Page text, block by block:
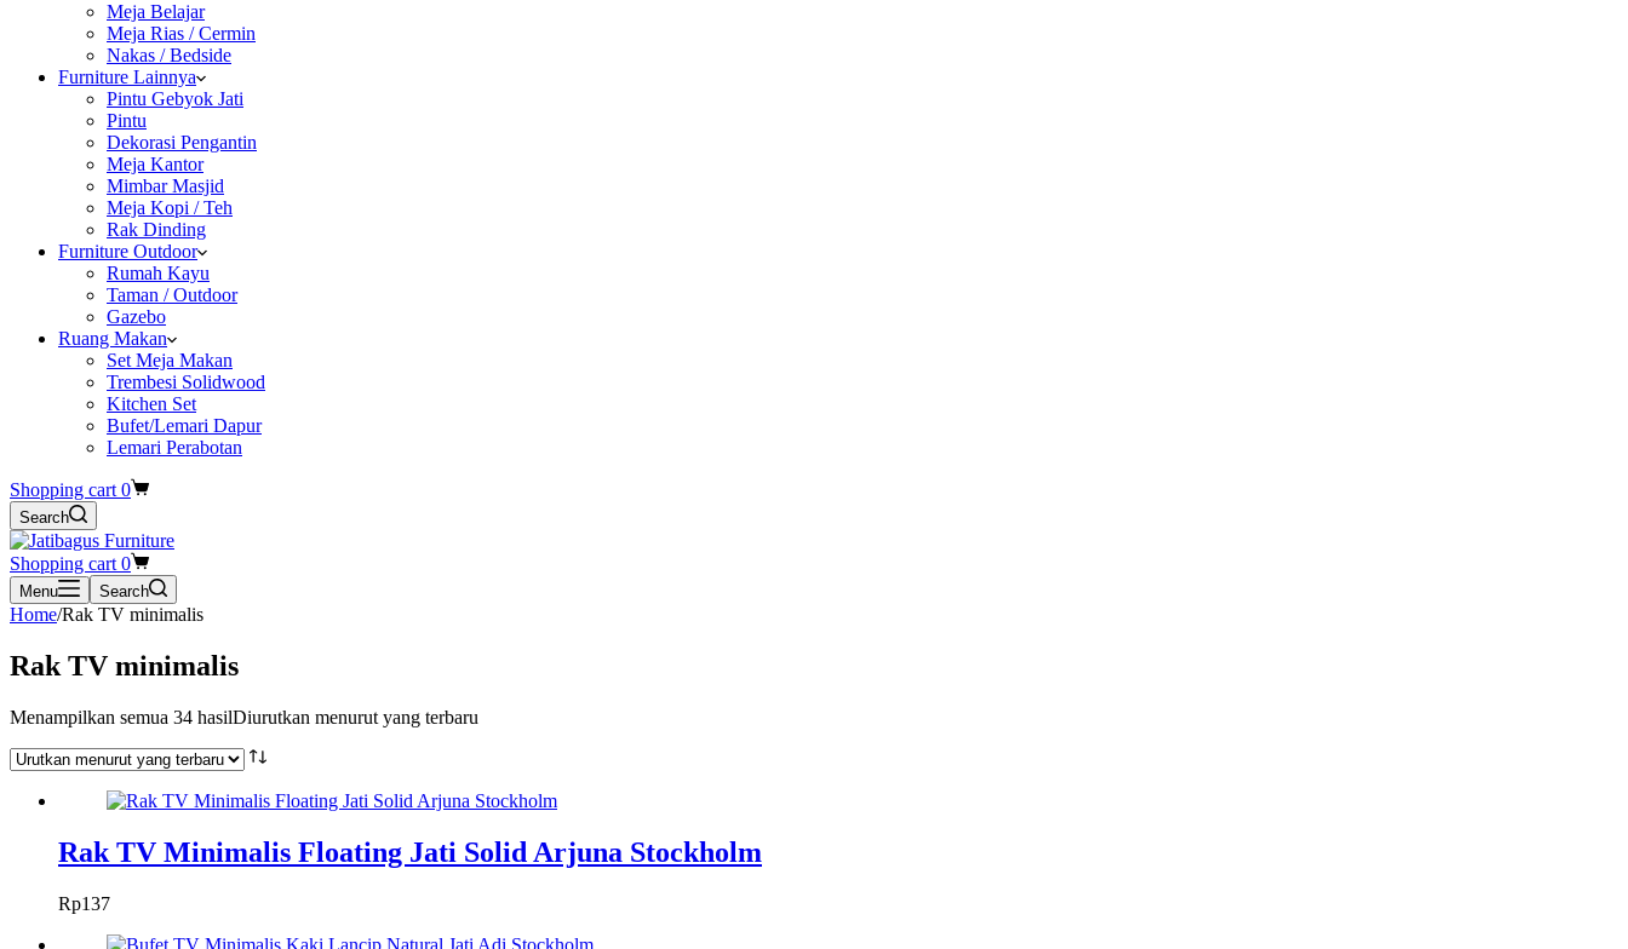
Meja Belajar
Meja Rias / Cermin
Nakas / Bedside
Furniture Lainnya
Pintu Gebyok Jati
Pintu
Dekorasi Pengantin
Meja Kantor
Mimbar Masjid
Meja Kopi / Teh
Rak Dinding
Furniture Outdoor
Rumah Kayu
Taman / Outdoor
Gazebo
Ruang Makan
Set Meja Makan
Trembesi Solidwood
Kitchen Set
Bufet/Lemari Dapur
Lemari Perabotan
Shopping cart 0
Search
Shopping cart 0
Menu Search
Home/Rak TV minimalis
Rak TV minimalis
Menampilkan semua 34 hasilDiurutkan menurut yang terbaru
Rak TV Minimalis Floating Jati Solid Arjuna Stockholm
Rp137